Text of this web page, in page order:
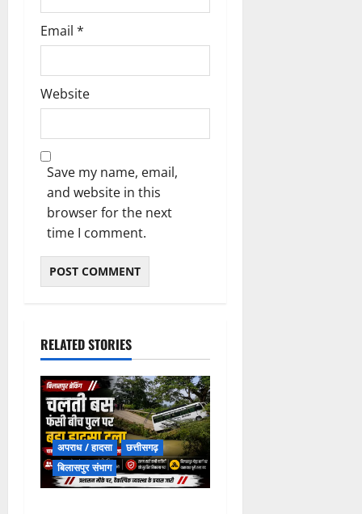
Email *
Website
Save my name, email,
and website in this
browser for the next
time I comment.
RELATED STORIES
अपराध / हादसा
छत्तीसगढ़
बिलासपुर संभाग